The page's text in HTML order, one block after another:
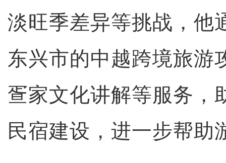
淡旺季差异等挑战，他
东兴市的中越跨境旅游
疍家文化讲解等服务，
民宿建设，进一步帮助